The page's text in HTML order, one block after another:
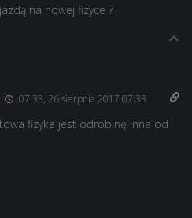
na nowej fizyce ?
07:33, 26 sierpnia 2017 07:33
fizyka jest odrobinę inna od